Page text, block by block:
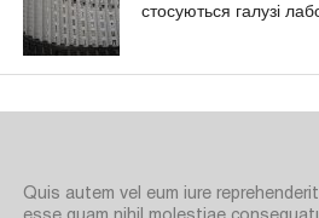
стосуються галузі
Quis autem vel eum iure